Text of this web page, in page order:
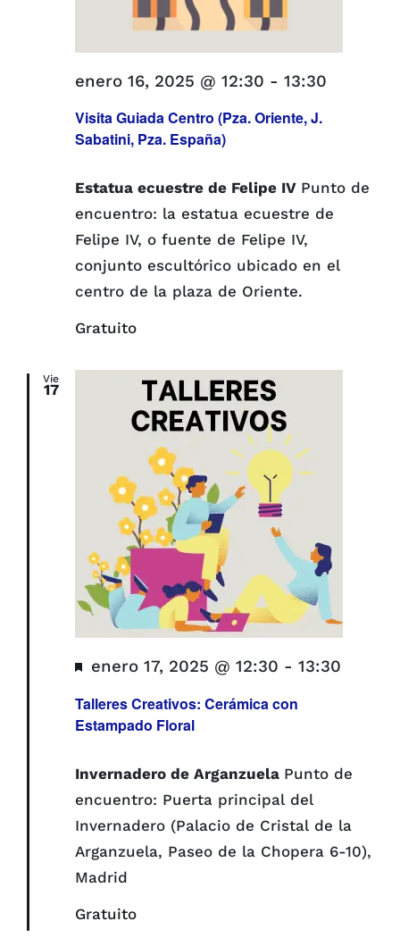
Visita Guiada Centro (Pza. Oriente, J.
Sabatini, Pza. España)
enero 16, 2025 @ 12:30 - 13:30
Estatua ecuestre de Felipe IV Punto de
encuentro: la estatua ecuestre de
Felipe IV, o fuente de Felipe IV,
conjunto escultórico ubicado en el
centro de la plaza de Oriente.
Gratuito
Vie
17
Talleres Creativos: Cerámica con
Estampado Floral
Destacado
enero 17, 2025 @ 12:30 - 13:30
Invernadero de Arganzuela Punto de
encuentro: Puerta principal del
Invernadero (Palacio de Cristal de la
Arganzuela, Paseo de la Chopera 6-10),
Madrid
Gratuito